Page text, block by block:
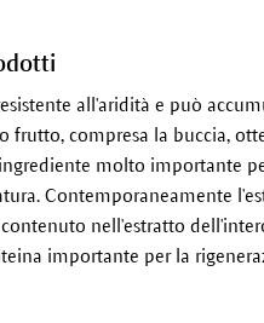
all'aridità e può
frutto, compresa la buccia,
molto importante
Contemporaneamente
nell'estratto
importante per la